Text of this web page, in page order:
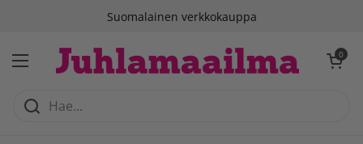
Suomalainen verkkokauppa
Avaa valikko
Avaa 0